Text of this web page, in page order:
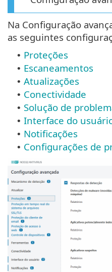
Na Configuração
as seguintes
• Proteções
• Escaneamentos
• Atualizações
• Conectividade
• Solução de
• Interface do
• Notificações
• Configurações de